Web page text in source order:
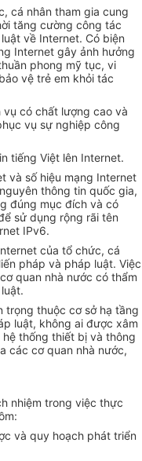
cá nhân tham gia cung
tăng cường công tác
về Internet. Có biện
Internet gây ảnh hưởng
phong mỹ tục, vi
vệ trẻ em khỏi tác
có chất lượng cao và
vụ sự nghiệp công
tiếng Việt lên Internet.
và số hiệu mạng Internet
thông tin quốc gia,
đúng mục đích và có
sử dụng rộng rãi tên
IPv6.
của tổ chức, cá
pháp và pháp luật. Việc
quan nhà nước có thẩm
trọng thuộc cơ sở hạ tầng
luật, không ai được xâm
hệ thống thiết bị và thông
các cơ quan nhà nước,
nhiệm trong việc thực
và quy hoạch phát triển